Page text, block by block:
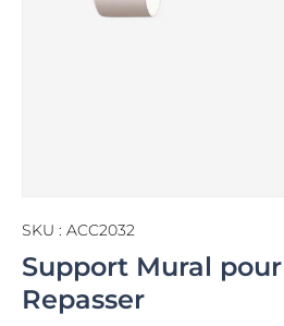
SKU : ACC2032
Support Mural
Repasser